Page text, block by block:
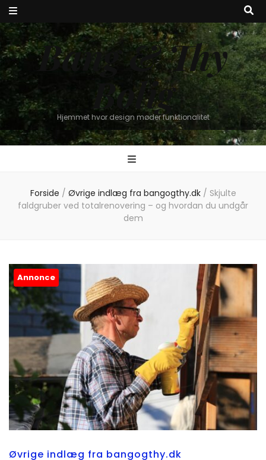
Bang & Thy
Bolig
Hjemmet hvor design møder funktionalitet
Forside / Øvrige indlæg fra bangogthy.dk / Skjulte
faldgruber ved totalrenovering – og hvordan du undgår
dem
Annonce
Øvrige indlæg fra bangogthy.dk